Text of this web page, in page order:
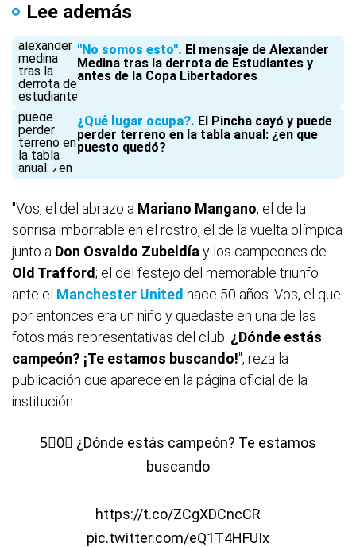
Lee además
"No somos esto" El mensaje de Alexander
Medina tras la derrota de Estudiantes y
antes de la Copa Libertadores
¿Qué lugar ocupa? El Pincha cayó y puede
perder terreno en la tabla anual: ¿en que
puesto quedó?
"Vos, el del abrazo a Mariano Mangano, el de la
sonrisa imborrable en el rostro, el de la vuelta olímpica
junto a Don Osvaldo Zubeldía y los campeones de
Old Trafford; el del festejo del memorable triunfo
ante el Manchester United hace 50 años. Vos, el que
por entonces era un niño y quedaste en una de las
fotos más representativas del club. ¿Dónde estás
campeón? ¡Te estamos buscando!", reza la
publicación que aparece en la página oficial de la
institución.
5⃣0⃣ ¿Dónde estás campeón? Te estamos
buscando
https://t.co/ZCgXDCncCR
pic.twitter.com/eQ1T4HFUIx